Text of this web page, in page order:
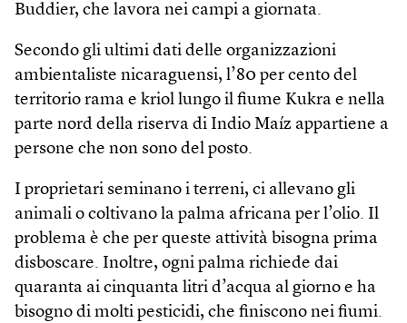
Buddier, che lavora nei campi a giornata.
Secondo gli ultimi dati delle organizzazioni
ambientaliste nicaraguensi, l’80 per cento del
territorio rama e kriol lungo il fiume Kukra e nella
parte nord della riserva di Indio Maíz appartiene a
persone che non sono del posto.
I proprietari seminano i terreni, ci allevano gli
animali o coltivano la palma africana per l’olio. Il
problema è che per queste attività bisogna prima
disboscare. Inoltre, ogni palma richiede dai
quaranta ai cinquanta litri d’acqua al giorno e ha
bisogno di molti pesticidi, che finiscono nei fiumi.